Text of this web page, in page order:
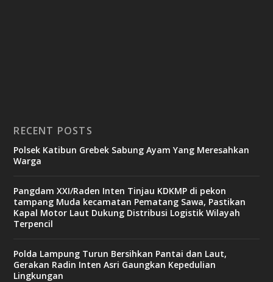
RECENT POSTS
Polsek Katibun Grebek Sabung Ayam Yang Meresahkan
Warga
Pangdam XXI/Raden Inten Tinjau KDKMP di pekon
tampang Muda kecamatan Pematang Sawa, Pastikan
Kapal Motor Laut Dukung Distribusi Logistik Wilayah
Terpencil
Polda Lampung Turun Bersihkan Pantai dan Laut,
Gerakan Radin Inten Asri Gaungkan Kepedulian
Lingkungan